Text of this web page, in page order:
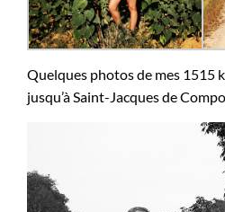
Quelques photos de mes 1515
jusqu’à Saint-Jacques de